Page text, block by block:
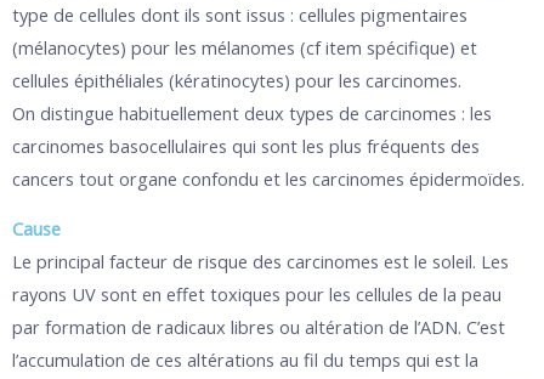
type de cellules dont ils sont issus : cellules pigmentaires
(mélanocytes) pour les mélanomes (cf item spécifique) et
cellules épithéliales (kératinocytes) pour les carcinomes.
On distingue habituellement deux types de carcinomes : les
carcinomes basocellulaires qui sont les plus fréquents des
cancers tout organe confondu et les carcinomes épidermoïdes.
Cause
Le principal facteur de risque des carcinomes est le soleil. Les
rayons UV sont en effet toxiques pour les cellules de la peau
par formation de radicaux libres ou altération de l’ADN. C’est
l’accumulation de ces altérations au fil du temps qui est la